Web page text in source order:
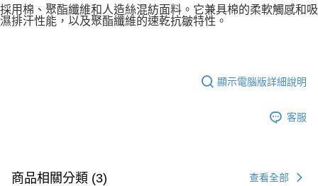
採用棉、聚酯纖維和人造絲混紡面料。它兼具棉的柔軟觸感和吸
濕排汗性能，以及聚酯纖維的速乾抗皺特性。
顯示電腦版詳細說明
客服
商品相關分類 (3) 查看全部